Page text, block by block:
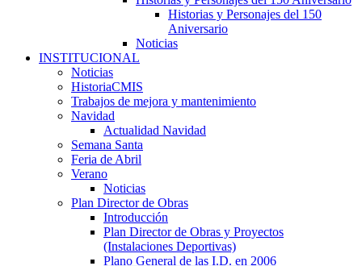
Historias y Personajes del 150
Aniversario
Noticias
INSTITUCIONAL
Noticias
HistoriaCMIS
Trabajos de mejora y mantenimiento
Navidad
Actualidad Navidad
Semana Santa
Feria de Abril
Verano
Noticias
Plan Director de Obras
Introducción
Plan Director de Obras y Proyectos
(Instalaciones Deportivas)
Plano General de las I.D. en 2006